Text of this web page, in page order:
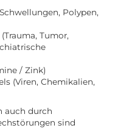
Polypen,
Tumor,
/ Zink)
(Viren, Chemikalien,
auch durch
sind